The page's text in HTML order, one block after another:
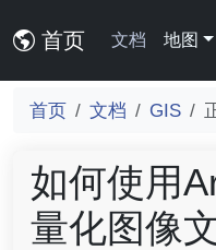
首页 文档 地图
首页 文档 GIS
如何使用
量化图像